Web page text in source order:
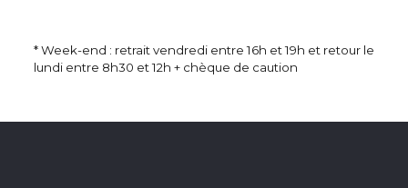
* Week-end : retrait vendredi entre 16h et 19h et retour le
lundi entre 8h30 et 12h + chèque de caution